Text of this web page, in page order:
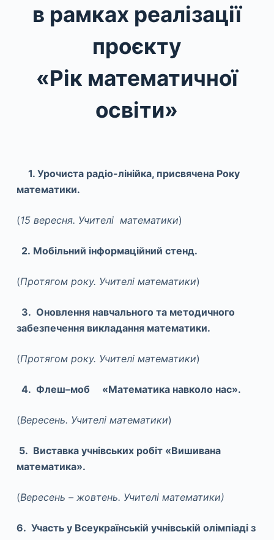
в рамках реалізації
проєкту
«Рік математичної
освіти»
1. Урочиста радіо-лінійка, присвячена Року
математики.
(15 вересня. Учителі математики)
2. Мобільний інформаційний стенд.
(Протягом року. Учителі математики)
3. Оновлення навчального та методичного
забезпечення викладання математики.
(Протягом року. Учителі математики)
4. Флеш–моб «Математика навколо нас».
(Вересень. Учителі математики)
5. Виставка учнівських робіт «Вишивана
математика».
(Вересень – жовтень. Учителі математики)
6. Участь у Всеукраїнській учнівській олімпіаді з